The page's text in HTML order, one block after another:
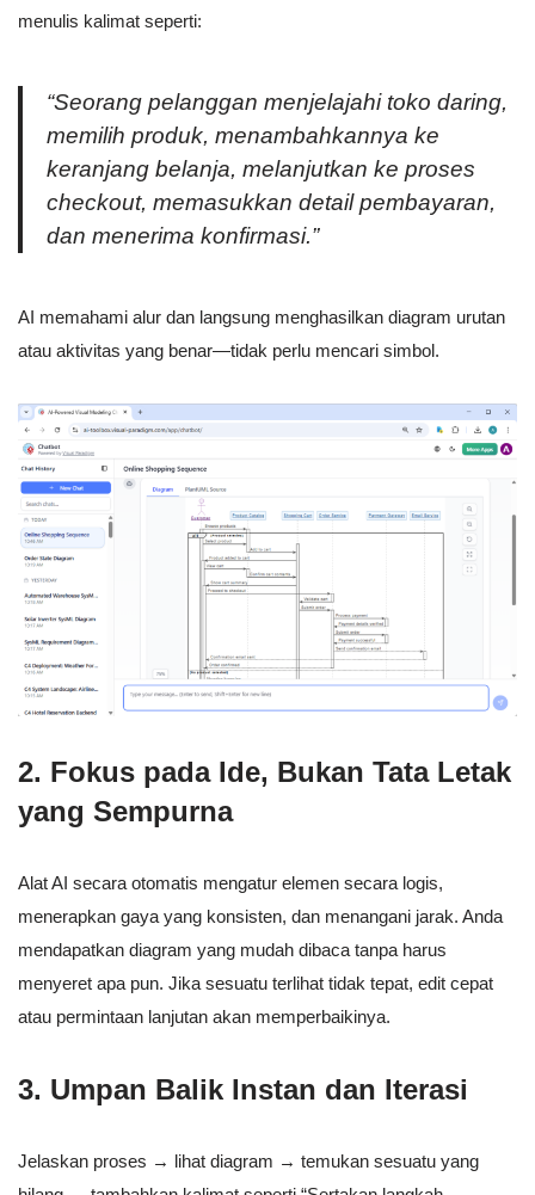
menulis kalimat seperti:
“Seorang pelanggan menjelajahi toko daring,
memilih produk, menambahkannya ke
keranjang belanja, melanjutkan ke proses
checkout, memasukkan detail pembayaran,
dan menerima konfirmasi.”
AI memahami alur dan langsung menghasilkan diagram urutan
atau aktivitas yang benar—tidak perlu mencari simbol.
2. Fokus pada Ide, Bukan Tata Letak
yang Sempurna
Alat AI secara otomatis mengatur elemen secara logis,
menerapkan gaya yang konsisten, dan menangani jarak. Anda
mendapatkan diagram yang mudah dibaca tanpa harus
menyeret apa pun. Jika sesuatu terlihat tidak tepat, edit cepat
atau permintaan lanjutan akan memperbaikinya.
3. Umpan Balik Instan dan Iterasi
Jelaskan proses → lihat diagram → temukan sesuatu yang